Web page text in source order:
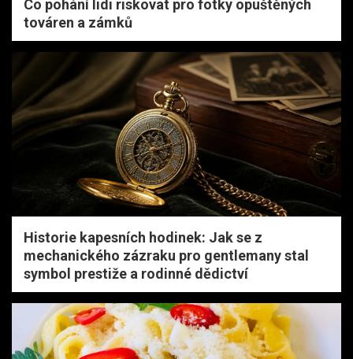
Co pohání lidi riskovat pro fotky opuštěných
továren a zámků
Historie kapesních hodinek: Jak se z
mechanického zázraku pro gentlemany stal
symbol prestiže a rodinné dědictví